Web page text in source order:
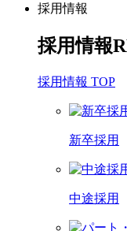
採用情報
採用情報
採用情報 TOP
新卒採用
中途採用